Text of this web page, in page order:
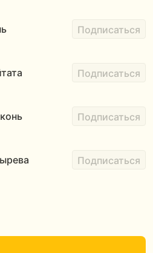
Подписаться
Подписаться
Подписаться
Подписаться